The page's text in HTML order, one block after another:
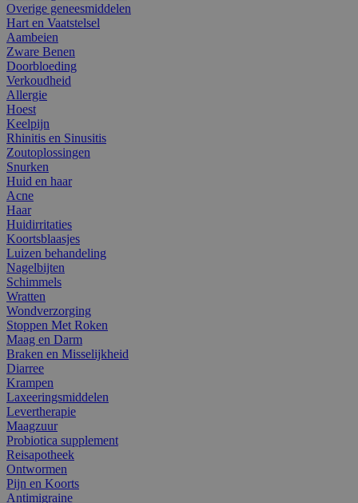
Overige geneesmiddelen
Hart en Vaatstelsel
Aambeien
Zware Benen
Doorbloeding
Verkoudheid
Allergie
Hoest
Keelpijn
Rhinitis en Sinusitis
Zoutoplossingen
Snurken
Huid en haar
Acne
Haar
Huidirritaties
Koortsblaasjes
Luizen behandeling
Nagelbijten
Schimmels
Wratten
Wondverzorging
Stoppen Met Roken
Maag en Darm
Braken en Misselijkheid
Diarree
Krampen
Laxeeringsmiddelen
Levertherapie
Maagzuur
Probiotica supplement
Reisapotheek
Ontwormen
Pijn en Koorts
Antimigraine